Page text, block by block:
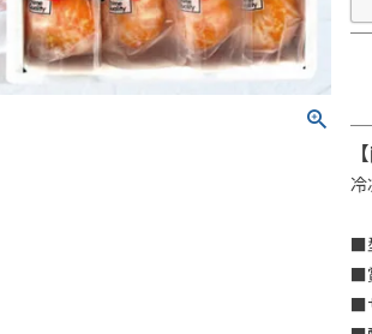
冷
■
■
■